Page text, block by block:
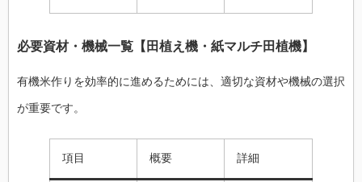
必要資材・機械一覧【 田植え機 ・ 紙マルチ田植機】
有機米作りを効率的に進めるためには、適切な資材や機械の選択
が重要です。
項目 概要 詳細